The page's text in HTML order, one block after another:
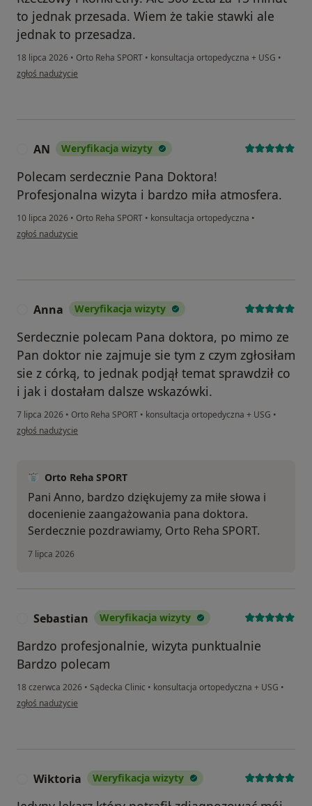
to jednak przesada. Wiem że takie stawki ale
jednak to przesadza.
18 lipca 2026 • Orto Reha SPORT • konsultacja ortopedyczna + USG •
w opinii użytkownika Maciek
zgłoś nadużycie
AN Weryfikacja wizyty
Polecam serdecznie Pana Doktora!
Profesjonalna wizyta i bardzo miła atmosfera.
10 lipca 2026 • Orto Reha SPORT • konsultacja ortopedyczna •
w opinii użytkownika AN
zgłoś nadużycie
Anna Weryfikacja wizyty
Serdecznie polecam Pana doktora, po mimo ze
Pan doktor nie zajmuje sie tym z czym zgłosiłam
sie z córką, to jednak podjął temat sprawdził co
i jak i dostałam dalsze wskazówki.
7 lipca 2026 • Orto Reha SPORT • konsultacja ortopedyczna + USG •
w opinii użytkownika Anna
zgłoś nadużycie
Orto Reha SPORT
Pani Anno, bardzo dziękujemy za miłe słowa i
docenienie zaangażowania pana doktora.
Serdecznie pozdrawiamy, Orto Reha SPORT.
7 lipca 2026
Sebastian Weryfikacja wizyty
Bardzo profesjonalnie, wizyta punktualnie
Bardzo polecam
18 czerwca 2026 • Sądecka Clinic • konsultacja ortopedyczna + USG •
w opinii użytkownika Sebastian
zgłoś nadużycie
Wiktoria Weryfikacja wizyty